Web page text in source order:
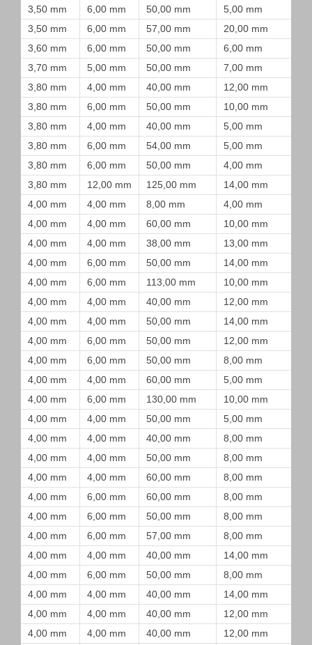
3,50 mm 6,00 mm 50,00 mm
5,00 mm
3,50 mm
6,00 mm 57,00 mm
20,00 mm
3,60 mm
6,00 mm 50,00 mm
6,00 mm
3,70 mm
5,00 mm 50,00 mm
7,00 mm
3,80 mm
4,00 mm 40,00 mm
12,00 mm
3,80 mm
6,00 mm 50,00 mm
10,00 mm
3,80 mm
4,00 mm 40,00 mm
5,00 mm
3,80 mm
6,00 mm 54,00 mm
5,00 mm
3,80 mm
6,00 mm 50,00 mm
4,00 mm
3,80 mm
12,00 mm 125,00 mm
14,00 mm
4,00 mm
4,00 mm 8,00 mm
4,00 mm
4,00 mm
4,00 mm 60,00 mm
10,00 mm
4,00 mm
4,00 mm 38,00 mm
13,00 mm
4,00 mm
6,00 mm 50,00 mm
14,00 mm
4,00 mm
6,00 mm 113,00 mm
10,00 mm
4,00 mm
4,00 mm 40,00 mm
12,00 mm
4,00 mm
4,00 mm 50,00 mm
14,00 mm
4,00 mm
6,00 mm 50,00 mm
12,00 mm
4,00 mm
6,00 mm 50,00 mm
8,00 mm
4,00 mm
4,00 mm 60,00 mm
5,00 mm
4,00 mm
6,00 mm 130,00 mm
10,00 mm
4,00 mm
4,00 mm 50,00 mm
5,00 mm
4,00 mm
4,00 mm 40,00 mm
8,00 mm
4,00 mm
4,00 mm 50,00 mm
8,00 mm
4,00 mm
4,00 mm 60,00 mm
8,00 mm
4,00 mm
6,00 mm 60,00 mm
8,00 mm
4,00 mm
6,00 mm 50,00 mm
8,00 mm
4,00 mm
6,00 mm 57,00 mm
8,00 mm
4,00 mm
4,00 mm 40,00 mm
14,00 mm
4,00 mm
6,00 mm 50,00 mm
8,00 mm
4,00 mm
4,00 mm 40,00 mm
14,00 mm
4,00 mm
4,00 mm 40,00 mm
12,00 mm
4,00 mm
4,00 mm 40,00 mm
12,00 mm